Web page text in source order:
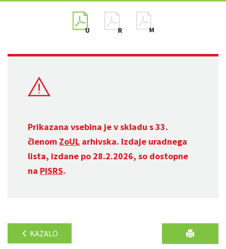
Prikazana vsebina je v skladu s 33.
členom ZoUL arhivska. Izdaje uradnega
lista, izdane po 28.2.2026, so dostopne
na PISRS.
KAZALO